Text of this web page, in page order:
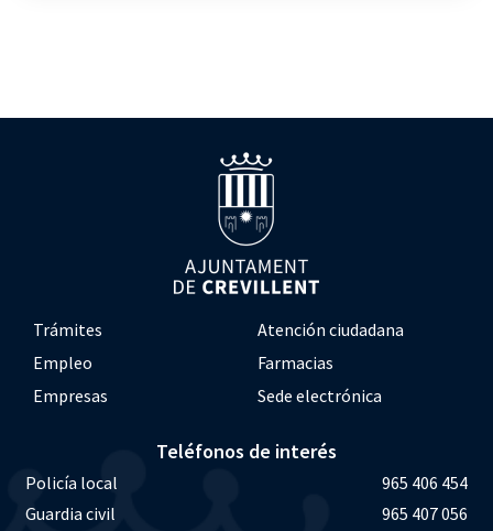
Trámites
Atención ciudadana
Empleo
Farmacias
Empresas
Sede electrónica
Teléfonos de interés
Policía local
965 406 454
Guardia civil
965 407 056